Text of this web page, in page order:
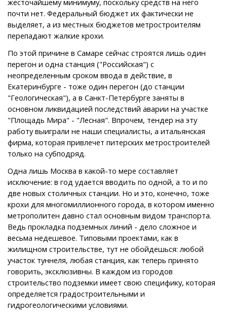
почти нет. Федеральный бюджет их фактически не
выделяет, а из местных бюджетов метростроителям
перепадают жалкие крохи.
По этой причине в Самаре сейчас строятся лишь один
перегон и одна станция ("Российская") с
неопределенным сроком ввода в действие, в
Екатеринбурге - тоже один перегон (до станции
"Геологическая"), а в Санкт-Петербурге заняты в
основном ликвидацией последствий аварии на участке
"Площадь Мира" - "Лесная". Впрочем, тендер на эту
работу выиграли не наши специалисты, а итальянская
фирма, которая привлечет питерских метростроителей
только на субподряд.
Одна лишь Москва в какой-то мере составляет
исключение: в год удается вводить по одной, а то и по
две новых столичных станции. Но и это, конечно, тоже
крохи для многомиллионного города, в котором именно
метрополитен давно стал основным видом транспорта.
Ведь прокладка подземных линий - дело сложное и
весьма недешевое. Типовыми проектами, как в
жилищном строительстве, тут не обойдешься: любой
участок туннеля, любая станция, как теперь принято
говорить, эксклюзивны. В каждом из городов
строительство подземки имеет свою специфику, которая
определяется градостроительными и
гидрогеологическими условиями.